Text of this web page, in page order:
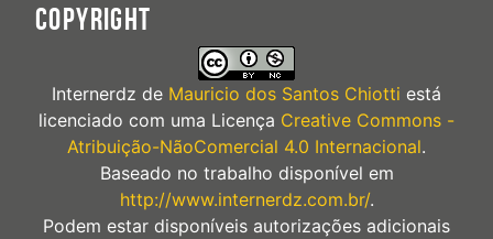
COPYRIGHT
Internerdz de Mauricio dos Santos Chiotti está
licenciado com uma Licença Creative Commons -
Atribuição-NãoComercial 4.0 Internacional.
Baseado no trabalho disponível em
http://www.internerdz.com.br/.
Podem estar disponíveis autorizações adicionais